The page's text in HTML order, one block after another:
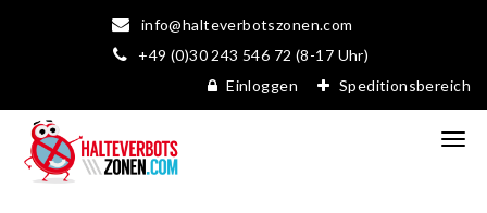
info@halteverbotszonen.com
+49 (0)30 243 546 72 (8-17 Uhr)
Einloggen
Speditionsbereich